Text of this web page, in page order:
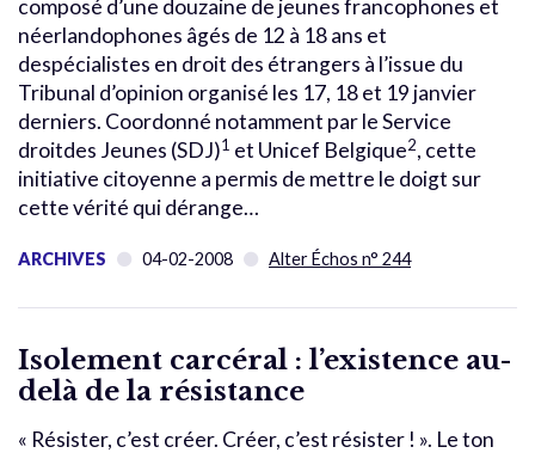
composé d’une douzaine de jeunes francophones et
néerlandophones âgés de 12 à 18 ans et
despécialistes en droit des étrangers à l’issue du
Tribunal d’opinion organisé les 17, 18 et 19 janvier
derniers. Coordonné notamment par le Service
droitdes Jeunes (SDJ)1 et Unicef Belgique2, cette
initiative citoyenne a permis de mettre le doigt sur
cette vérité qui dérange…
ARCHIVES 04-02-2008 Alter Échos n° 244
Isolement carcéral : l’existence au-
delà de la résistance
« Résister, c’est créer. Créer, c’est résister ! ». Le ton